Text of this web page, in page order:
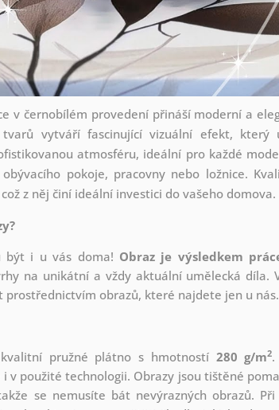
v černobílém provedení přináší moderní a
vytváří fascinující vizuální efekt, který
atmosféru, ideální pro každé
pokoje, pracovny nebo ložnice.
z něj činí ideální investici do vašeho domova.
být i u vás doma! Obraz je výsledkem
na unikátní a vždy aktuální umělecká díla.
prostřednictvím obrazů, které najdete jen u nás.
pružné plátno s hmotností 280 g/m2.
v použité technologii. Obrazy jsou tištěné
se nemusíte bát nevýrazných obrazů.